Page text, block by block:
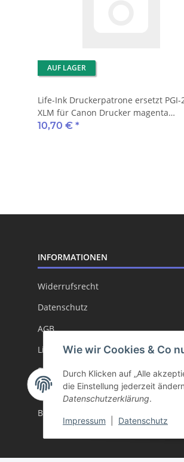
AUF LAGER
Life-Ink Druckerpatrone ersetzt PGI-
XLM für Canon Drucker magenta
pigmentiert mit Chip
10,70 € *
INFORMATIONEN
Widerrufsrecht
Datenschutz
AGB
Livesuche
Sitemap
Impressum
Batteriegesetzhinweise
Wie wir Cookies & Co
Durch Klicken auf „Alle
die Einstellung jederzeit
Datenschutzerklärung.
Impressum Datenschutz